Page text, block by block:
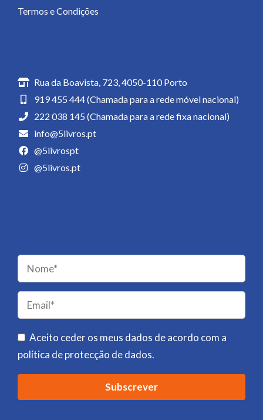
Termos e Condições
Rua da Boavista, 723, 4050-110 Porto
919 455 444 (Chamada para a rede móvel nacional)
222 038 145 (Chamada para a rede fixa nacional)
info@5livros.pt
@5livrospt
@5livros.pt
Please
leave
this
field
empty.
Aceito ceder os meus dados de acordo com a
política de protecção de dados.